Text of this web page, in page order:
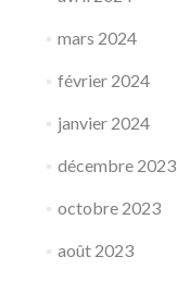
mars 2024
février 2024
janvier 2024
décembre 2023
octobre 2023
août 2023